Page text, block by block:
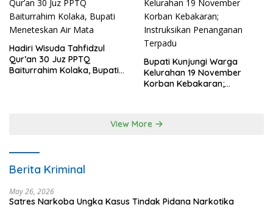
Hadiri Wisuda Tahfidzul
Qur’an 30 Juz PPTQ
Baiturrahim Kolaka, Bupati
Bupati Kunjungi Warga
Kelurahan 19 November
Korban Kebakaran;
View More
Berita Kriminal
May 26, 2026
Satres Narkoba Ungka Kasus Tindak Pidana Narkotika